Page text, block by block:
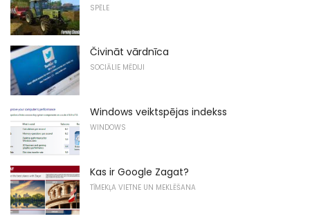
SPĒLE
Čivināt vārdnīca
SOCIĀLIE MĒDIJI
Windows veiktspējas indekss
WINDOWS
Kas ir Google Zagat?
TĪMEKĻA VIETNE UN MEKLĒŠANA